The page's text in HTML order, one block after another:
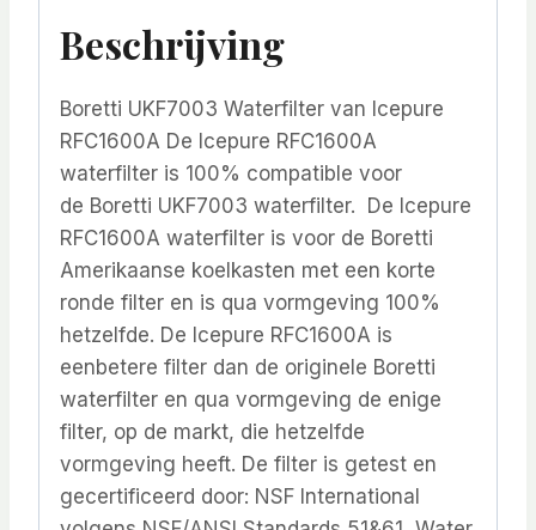
Beschrijving
Boretti UKF7003 Waterfilter van Icepure
RFC1600A De Icepure RFC1600A
waterfilter is 100% compatible voor
de Boretti UKF7003 waterfilter. De Icepure
RFC1600A waterfilter is voor de Boretti
Amerikaanse koelkasten met een korte
ronde filter en is qua vormgeving 100%
hetzelfde. De Icepure RFC1600A is
eenbetere filter dan de originele Boretti
waterfilter en qua vormgeving de enige
filter, op de markt, die hetzelfde
vormgeving heeft. De filter is getest en
gecertificeerd door: NSF International